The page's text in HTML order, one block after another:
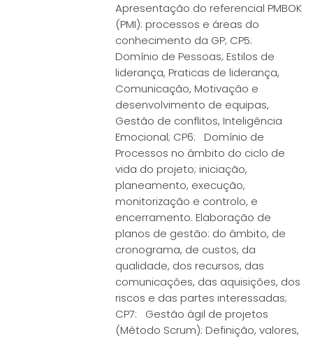
Apresentação do referencial PMBOK
(PMI): processos e áreas do
conhecimento da GP; CP5:
Domínio de Pessoas; Estilos de
liderança, Praticas de liderança,
Comunicação, Motivação e
desenvolvimento de equipas,
Gestão de conflitos, Inteligência
Emocional; CP6: Domínio de
Processos no âmbito do ciclo de
vida do projeto; iniciação,
planeamento, execução,
monitorização e controlo, e
encerramento. Elaboração de
planos de gestão: do âmbito, de
cronograma, de custos, da
qualidade, dos recursos, das
comunicações, das aquisições, dos
riscos e das partes interessadas;
CP7: Gestão ágil de projetos
(Método Scrum): Definição, valores,